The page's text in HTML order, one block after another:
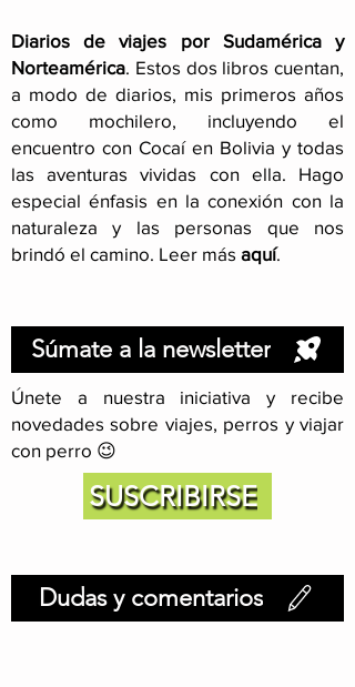
Diarios de viajes por Sudamérica y
Norteamérica . Estos dos libros cuentan,
a modo de diarios, mis primeros años
como mochilero, incluyendo el
encuentro con Cocaí en Bolivia y todas
las aventuras vividas con ella. Hago
especial énfasis en la conexión con la
naturaleza y las personas que nos
brindó el camino. Leer más aquí.
Súmate a la newsletter
Únete a nuestra iniciativa y recibe
novedades sobre viajes, perros y viajar
con perro 😉
SUSCRIBIRSE
Dudas y comentarios